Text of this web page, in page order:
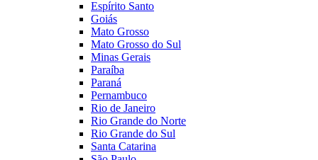
Espírito Santo
Goiás
Mato Grosso
Mato Grosso do Sul
Minas Gerais
Paraíba
Paraná
Pernambuco
Rio de Janeiro
Rio Grande do Norte
Rio Grande do Sul
Santa Catarina